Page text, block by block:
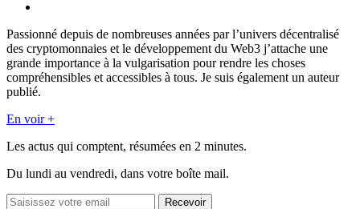
Passionné depuis de nombreuses années par l’univers décentralisé
des cryptomonnaies et le développement du Web3 j’attache une
grande importance à la vulgarisation pour rendre les choses
compréhensibles et accessibles à tous. Je suis également un auteur
publié.
En voir +
Les actus qui comptent, résumées en 2 minutes.
Du lundi au vendredi, dans votre boîte mail.
Recevoir